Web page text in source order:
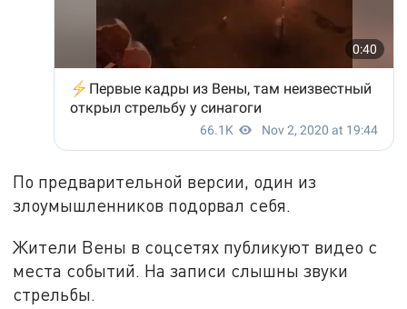
По предварительной версии, один из
злоумышленников подорвал себя.
Жители Вены в соцсетях публикуют видео с
места событий. На записи слышны звуки
стрельбы.